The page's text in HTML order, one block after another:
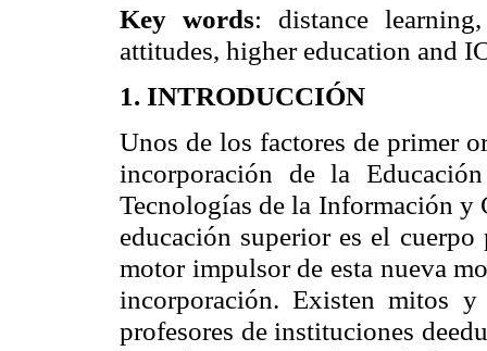
Key words: distance
attitudes, higher education and
1. INTRODUCCIÓN
Unos de los factores de primer
incorporación de la
Tecnologías de la Información
educación superior es el
motor impulsor de esta nueva
incorporación. Existen mitos
profesores de instituciones